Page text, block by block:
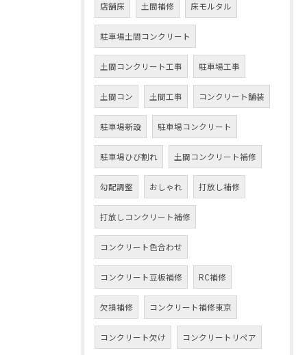
店舗床 土間補修 床モルタル
駐車場土間コンクリート
土間コンクリート工事 駐車場工事
土間コン 土間工事 コンクリート舗装
駐車場新設 駐車場コンクリート
駐車場ひび割れ 土間コンクリート補修
勾配調整 おしゃれ 打放し補修
打放しコンクリート補修
コンクリート色合わせ
コンクリート豆板補修 RC補修
欠損補修 コンクリート補修東京
コンクリート欠け コンクリートリペア